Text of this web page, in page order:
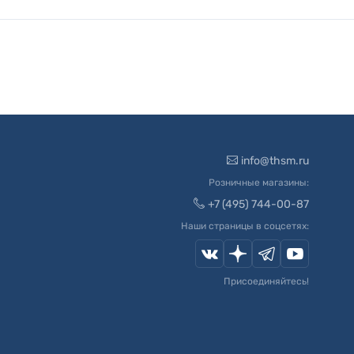
info@thsm.ru
Розничные магазины:
+7 (495) 744-00-87
Наши страницы в соцсетях:
Присоединяйтесь!